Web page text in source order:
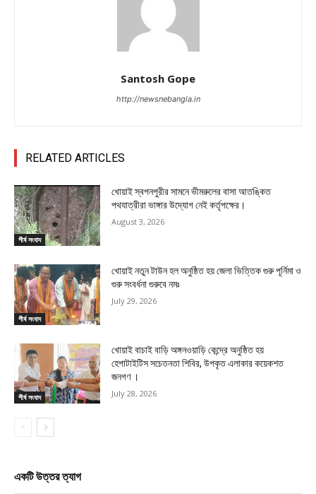
Santosh Gope
http://newsnebangla.in
RELATED ARTICLES
শীর্ষ সংবাদ
খোয়াই স্বপনপুরীর সামনে ভীমরুলের বাসা আতঙ্কিত
পথযাত্রীরা ভাঙ্গার উদ্যোগ নেই কর্তৃপক্ষের।
August 3, 2026
শীর্ষ সংবাদ
খোয়াই নতুন টাউন হল অনুষ্ঠিত হয় জেলা ভিত্তিক গুরু পূর্নিমা ও
গুরু সংবর্ধনা গুরুবে নমঃ
July 29, 2026
শীর্ষ সংবাদ
খোয়াই বাচাই বাড়ি অঙ্গনওয়াড়ি কেন্দ্রে অনুষ্ঠিত হয়
হেপাটাইটিস সচেতনতা শিবির, উপকৃত এলাকার কয়েকশত
জনগণ ।
July 28, 2026
একটি উত্তর ত্যাগ